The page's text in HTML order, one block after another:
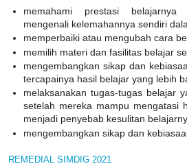
memahami prestasi
mengenali kelemahannya sendiri
memperbaiki atau mengubah cara
memilih materi dan fasilitas belajar
mengembangkan sikap dan
tercapainya hasil belajar yang lebih
melaksanakan tugas-tugas belajar
setelah mereka mampu mengatasi
menjadi penyebab kesulitan
mengembangkan sikap dan
REMEDIAL SIMDIG 2021